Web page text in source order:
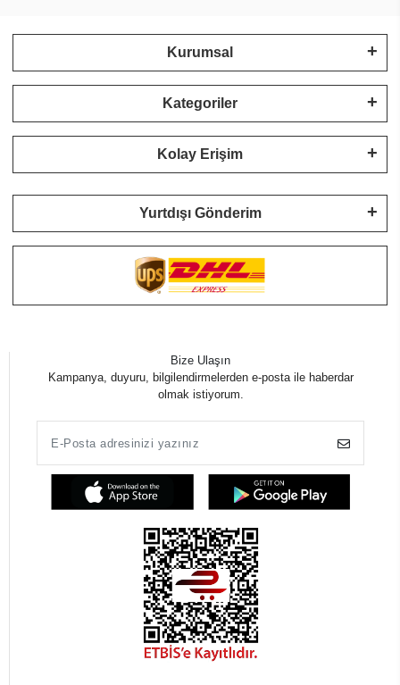
Kurumsal
Kategoriler
Kolay Erişim
Yurtdışı Gönderim
Bize Ulaşın
Kampanya, duyuru, bilgilendirmelerden e-posta ile haberdar
olmak istiyorum.